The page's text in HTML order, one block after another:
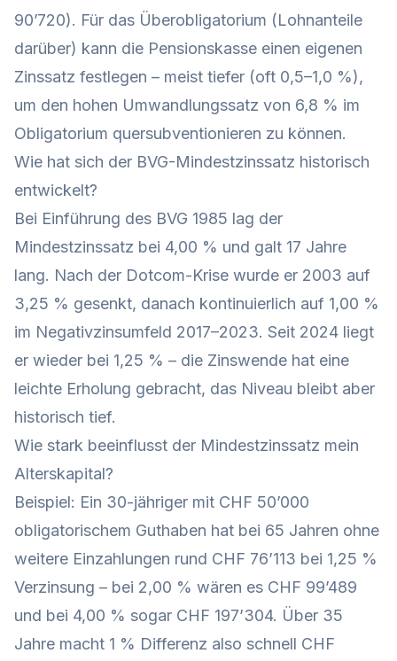
90’720). Für das Überobligatorium (Lohnanteile
darüber) kann die Pensionskasse einen eigenen
Zinssatz festlegen – meist tiefer (oft 0,5–1,0 %),
um den hohen Umwandlungssatz von 6,8 % im
Obligatorium quersubventionieren zu können.
Wie hat sich der BVG-Mindestzinssatz historisch
entwickelt?
Bei Einführung des BVG 1985 lag der
Mindestzinssatz bei 4,00 % und galt 17 Jahre
lang. Nach der Dotcom-Krise wurde er 2003 auf
3,25 % gesenkt, danach kontinuierlich auf 1,00 %
im Negativzinsumfeld 2017–2023. Seit 2024 liegt
er wieder bei 1,25 % – die Zinswende hat eine
leichte Erholung gebracht, das Niveau bleibt aber
historisch tief.
Wie stark beeinflusst der Mindestzinssatz mein
Alterskapital?
Beispiel: Ein 30-jähriger mit CHF 50’000
obligatorischem Guthaben hat bei 65 Jahren ohne
weitere Einzahlungen rund CHF 76’113 bei 1,25 %
Verzinsung – bei 2,00 % wären es CHF 99’489
und bei 4,00 % sogar CHF 197’304. Über 35
Jahre macht 1 % Differenz also schnell CHF